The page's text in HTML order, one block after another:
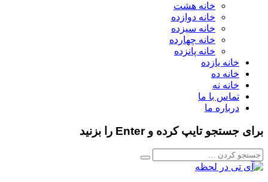
خانه هشت
خانه دوازده
خانه سیزده
خانه چهارده
خانه پانزده
خانه یازده
خانه ده
خانه نه
تماس با ما
درباره ما
برای جستجو تایپ کرده و Enter را بزنید